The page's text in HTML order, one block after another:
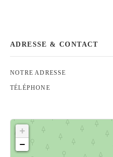
ADRESSE & CONTACT
NOTRE ADRESSE
TÉLÉPHONE
+
−